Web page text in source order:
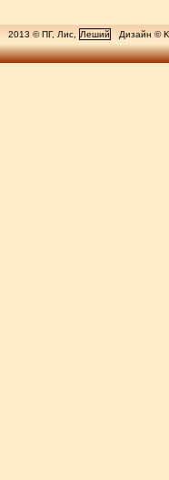
2013 © ПГ, Лис, Леший Дизайн ©